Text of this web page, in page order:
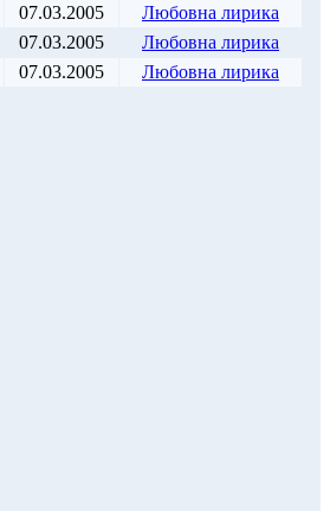
07.03.2005 Любовна лирика
07.03.2005 Любовна лирика
07.03.2005 Любовна лирика